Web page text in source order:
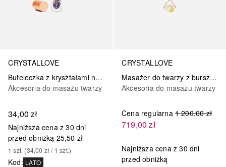
CRYSTALLOVE
Buteleczka z kryształami na olejek 10ml – lapis lazuli
Akcesoria do masażu twarzy
34,00 zł
Najniższa cena z 30 dni
przed obniżką 25,50 zł
1 szt. (34,00 zł / 1 szt.)
Kod: LATO
CRYSTALLOVE
Masażer do twarzy z bursztynu mlecznego
Akcesoria do masażu twarzy
Cena regularna 1 200,00 zł
719,00 zł
Najniższa cena z 30 dni
przed obniżką